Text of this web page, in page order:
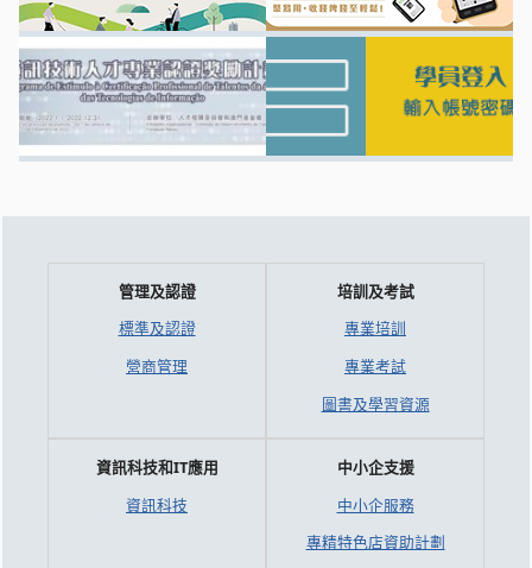
管理及認證
標準及認證
營商管理
培訓及考試
專業培訓
專業考試
圖書及學習資源
資訊科技和IT應用
資訊科技
中小企支援
中小企服務
專精特色店資助計劃